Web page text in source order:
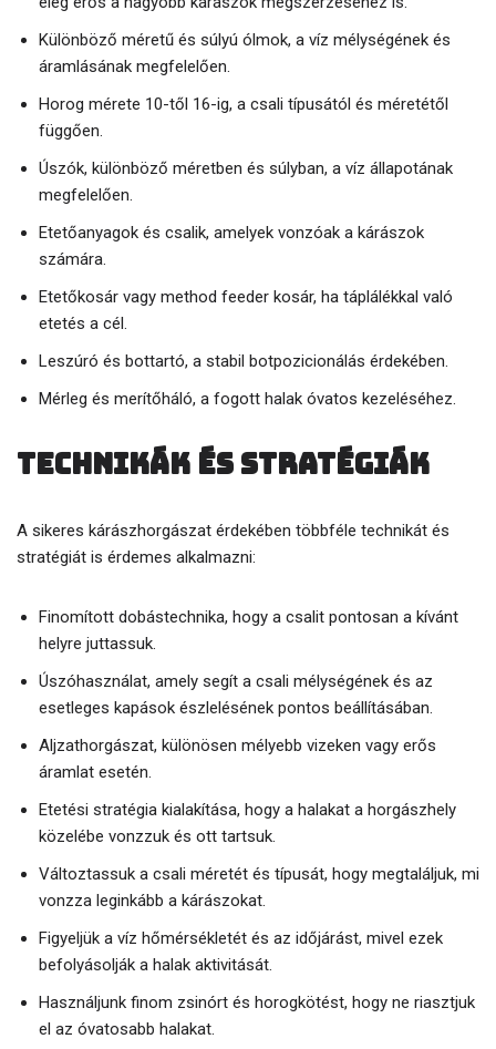
Különböző méretű és súlyú ólmok, a víz mélységének és
áramlásának megfelelően.
Horog mérete 10-től 16-ig, a csali típusától és méretétől
függően.
Úszók, különböző méretben és súlyban, a víz állapotának
megfelelően.
Etetőanyagok és csalik, amelyek vonzóak a kárászok
számára.
Etetőkosár vagy method feeder kosár, ha táplálékkal való
etetés a cél.
Leszúró és bottartó, a stabil botpozicionálás érdekében.
Mérleg és merítőháló, a fogott halak óvatos kezeléséhez.
Technikák és stratégiák
A sikeres kárászhorgászat érdekében többféle technikát és
stratégiát is érdemes alkalmazni:
Finomított dobástechnika, hogy a csalit pontosan a kívánt
helyre juttassuk.
Úszóhasználat, amely segít a csali mélységének és az
esetleges kapások észlelésének pontos beállításában.
Aljzathorgászat, különösen mélyebb vizeken vagy erős
áramlat esetén.
Etetési stratégia kialakítása, hogy a halakat a horgászhely
közelébe vonzzuk és ott tartsuk.
Változtassuk a csali méretét és típusát, hogy megtaláljuk, mi
vonzza leginkább a kárászokat.
Figyeljük a víz hőmérsékletét és az időjárást, mivel ezek
befolyásolják a halak aktivitását.
Használjunk finom zsinórt és horogkötést, hogy ne riasztjuk
el az óvatosabb halakat.